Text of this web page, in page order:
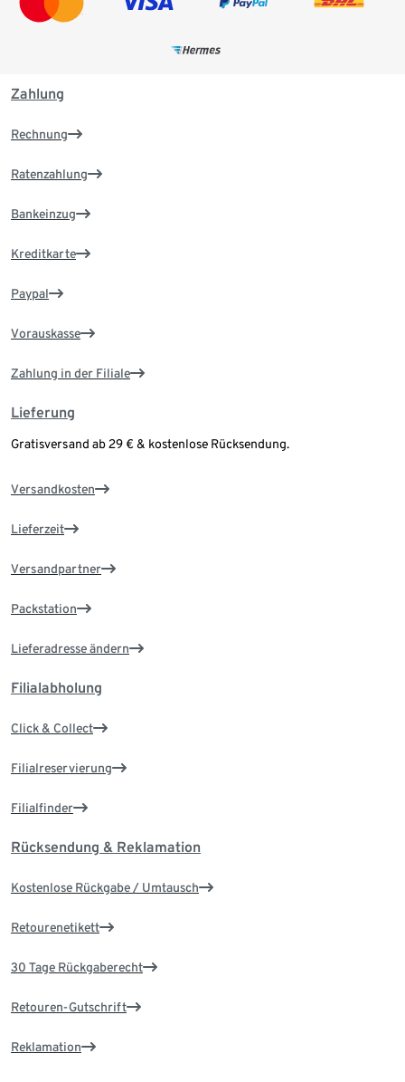
Zahlung
Rechnung
Ratenzahlung
Bankeinzug
Kreditkarte
Paypal
Vorauskasse
Zahlung in der Filiale
Lieferung
Gratisversand ab 29 € & kostenlose Rücksendung.
Versandkosten
Lieferzeit
Versandpartner
Packstation
Lieferadresse ändern
Filialabholung
Click & Collect
Filialreservierung
Filialfinder
Rücksendung & Reklamation
Kostenlose Rückgabe / Umtausch
Retourenetikett
30 Tage Rückgaberecht
Retouren-Gutschrift
Reklamation